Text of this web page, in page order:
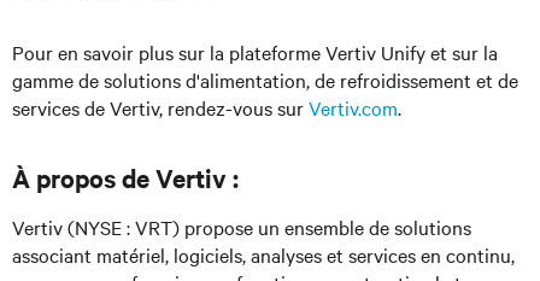
Pour en savoir plus sur la plateforme Vertiv Unify et sur la
gamme de solutions d'alimentation, de refroidissement et de
services de Vertiv, rendez-vous surVertiv.com.
À propos de Vertiv :
Vertiv (NYSE : VRT) propose un ensemble de solutions
associant matériel, logiciels, analyses et services en continu,